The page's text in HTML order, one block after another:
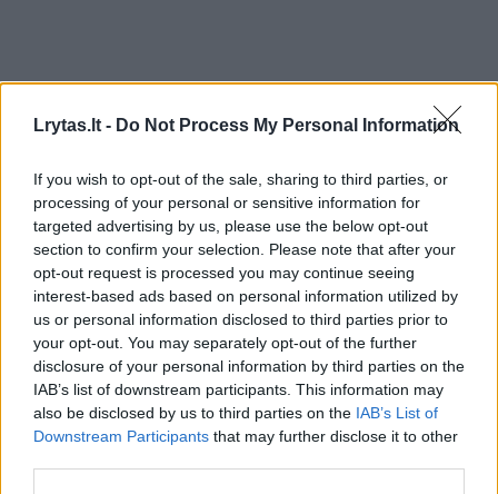
Lrytas.lt - Do Not Process My Personal Information
If you wish to opt-out of the sale, sharing to third parties, or
processing of your personal or sensitive information for
targeted advertising by us, please use the below opt-out
section to confirm your selection. Please note that after your
opt-out request is processed you may continue seeing
interest-based ads based on personal information utilized by
us or personal information disclosed to third parties prior to
your opt-out. You may separately opt-out of the further
disclosure of your personal information by third parties on the
IAB’s list of downstream participants. This information may
also be disclosed by us to third parties on the IAB’s List of
Downstream Participants that may further disclose it to other
Kultūra Meno pulsas
„iPhone“ užfiksuota Ričardo
Jarmalavičiaus nuotrauka –
pasaulio TOP 25(5)
2026 m. rugpjūčio 4 d. 11:48
Lrytas.lt
Mobiliuoju telefonu užfiksuotas žinomo
Lietuvos komunikacijos eksperto ir
fotografo Ričardo Jarmalavičiaus kadras